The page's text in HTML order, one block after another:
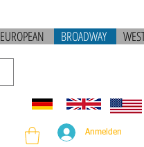
EUROPEAN BROADWAY
Anmelden